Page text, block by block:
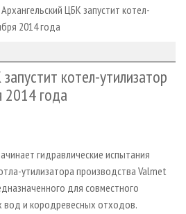
ПЛИТ
Архангельский ЦБК запустит котел-
2014 года
котел-утилизатор
2014 года
гидравлические испытания
утилизатора производства Valmet
для совместного
вод и кородревесных отходов.